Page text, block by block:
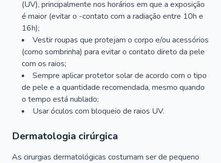
(UV), principalmente nos horários em que a exposição
é maior (evitar o -contato com a radiação entre 10h e
16h);
Vestir roupas que protejam o corpo e/ou acessórios
(como sombrinha) para evitar o contato direto da pele
com os raios;
Sempre aplicar protetor solar de acordo com o tipo
de pele e a quantidade recomendada, mesmo quando
o tempo está nublado;
Usar óculos com bloqueio de raios UV.
Dermatologia cirúrgica
As cirurgias dermatológicas costumam ser de pequeno